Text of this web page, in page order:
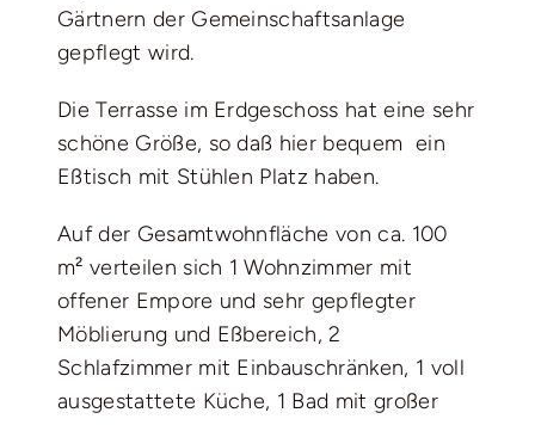
Gärtnern der Gemeinschaftsanlage
gepflegt wird.
Die Terrasse im Erdgeschoss hat eine sehr
schöne Größe, so daß hier bequem ein
Eßtisch mit Stühlen Platz haben.
Auf der Gesamtwohnfläche von ca. 100
m² verteilen sich 1 Wohnzimmer mit
offener Empore und sehr gepflegter
Möblierung und Eßbereich, 2
Schlafzimmer mit Einbauschränken, 1 voll
ausgestattete Küche, 1 Bad mit großer